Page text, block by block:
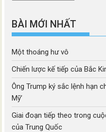
BÀI MỚI NHẤT
Một thoáng hư vô
Chiến lược kế tiếp của Bắc
Ông Trump ký sắc lệnh hạn
Mỹ’
Giai đoạn tiếp theo trong
của Trung Quốc